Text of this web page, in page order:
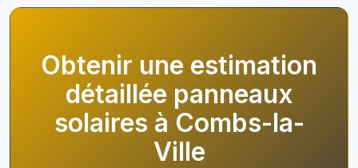
Obtenir une estimation
détaillée panneaux
solaires à Combs-la-
Ville